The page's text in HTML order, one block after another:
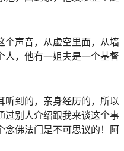
个声音，从虚空里面，从墙
人，他有一姐夫是一个基督
听到的，亲身经历的，所以
过别人介绍跟我来谈这个事
念佛法门是不可思议的！阿